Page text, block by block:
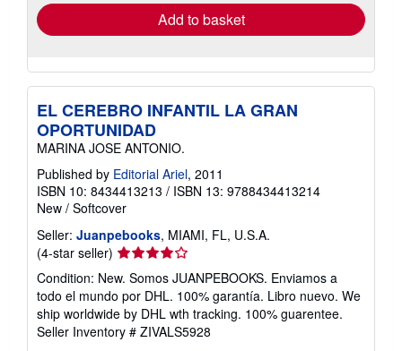
Add to basket
EL CEREBRO INFANTIL LA GRAN
OPORTUNIDAD
MARINA JOSE ANTONIO.
Published by Editorial Ariel, 2011
ISBN 10: 8434413213 / ISBN 13: 9788434413214
New / Softcover
Seller: Juanpebooks, MIAMI, FL, U.S.A.
(4-star seller) Seller
rating
4
out
of
5
Condition: New. Somos JUANPEBOOKS. Enviamos a
todo el mundo por DHL. 100% garantía. Libro nuevo. We
ship worldwide by DHL wth tracking. 100% guarentee.
Seller Inventory # ZIVALS5928